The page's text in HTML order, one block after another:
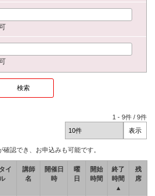
1 -9件 /9件
認でき、お申込みも可能です。
イ
講師
名
開催日
時
曜
日
開始
時間
終了
時間
▲
残
席